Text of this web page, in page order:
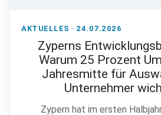
AKTUELLES · 24.07.2026
Zyperns
Warum 25 Prozent
Jahresmitte für
Unternehmer
Zypern hat im ersten